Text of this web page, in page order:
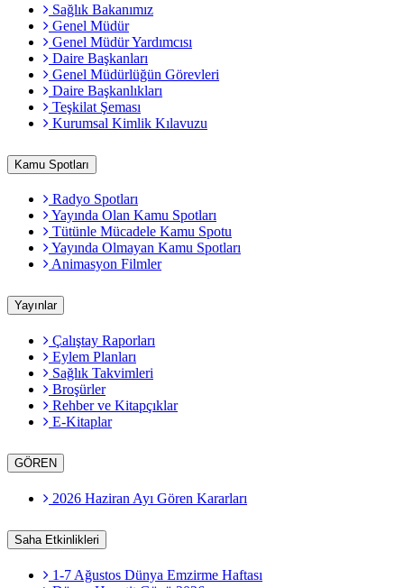
Sağlık Bakanımız
Genel Müdür
Genel Müdür Yardımcısı
Daire Başkanları
Genel Müdürlüğün Görevleri
Daire Başkanlıkları
Teşkilat Şeması
Kurumsal Kimlik Kılavuzu
Kamu Spotları
Radyo Spotları
Yayında Olan Kamu Spotları
Tütünle Mücadele Kamu Spotu
Yayında Olmayan Kamu Spotları
Animasyon Filmler
Yayınlar
Çalıştay Raporları
Eylem Planları
Sağlık Takvimleri
Broşürler
Rehber ve Kitapçıklar
E-Kitaplar
GÖREN
2026 Haziran Ayı Gören Kararları
Saha Etkinlikleri
1-7 Ağustos Dünya Emzirme Haftası